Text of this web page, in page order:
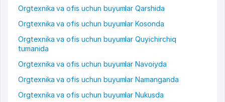
Orgtexnika va ofis uchun buyumlar Qarshida
Orgtexnika va ofis uchun buyumlar Kosonda
Orgtexnika va ofis uchun buyumlar Quyichirchiq
tumanida
Orgtexnika va ofis uchun buyumlar Navoiyda
Orgtexnika va ofis uchun buyumlar Namanganda
Orgtexnika va ofis uchun buyumlar Nukusda